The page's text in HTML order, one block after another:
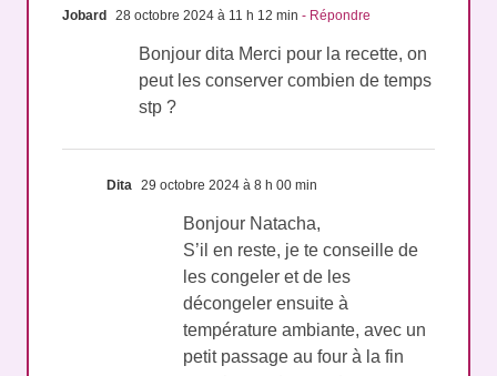
28 octobre 2024 à 11 h 12 min - Répondre
Bonjour dita Merci pour la recette, on
peut les conserver combien de temps
29 octobre 2024 à 8 h 00 min
Bonjour Natacha,
S’il en reste, je te conseille de
les congeler et de les
décongeler ensuite à
température ambiante, avec un